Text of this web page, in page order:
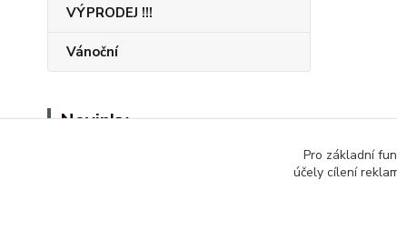
VÝPRODEJ !!!
Vánoční
Novinky
Pro základní
účely cílení